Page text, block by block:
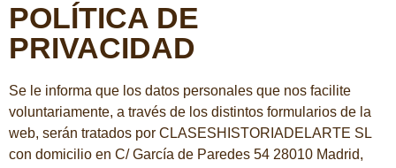
POLÍTICA DE
PRIVACIDAD
Se le informa que los datos personales que nos facilite
voluntariamente, a través de los distintos formularios de la
web, serán tratados por CLASESHISTORIADELARTE SL
con domicilio en C/ García de Paredes 54 28010 Madrid,